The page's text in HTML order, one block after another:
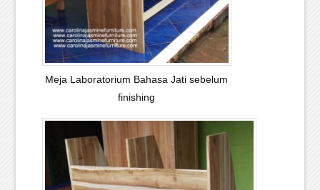
Meja Laboratorium Bahasa Jati sebelum
finishing